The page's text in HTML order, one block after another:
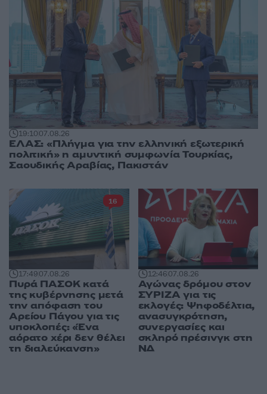
19:1007.08.26
ΕΛΑΣ: «Πλήγμα για την ελληνική εξωτερική
πολιτική» η αμυντική συμφωνία Τουρκίας,
Σαουδικής Αραβίας, Πακιστάν
17:4907.08.26
Πυρά ΠΑΣΟΚ κατά
της κυβέρνησης μετά
την απόφαση του
Αρείου Πάγου για τις
υποκλοπές: «Ένα
αόρατο χέρι δεν θέλει
τη διαλεύκανση»
16
12:4607.08.26
Αγώνας δρόμου στον
ΣΥΡΙΖΑ για τις
εκλογές: Ψηφοδέλτια,
ανασυγκρότηση,
συνεργασίες και
σκληρό πρέσινγκ στη
ΝΔ